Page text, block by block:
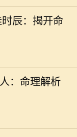
辰：揭开命
的关联。海中金
，其蕴含的不仅
厚的文化内涵。
：命理解析
，出生年份常常
重要标志。
的变迁，许多人
征产生了浓厚的